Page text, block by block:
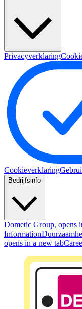
Privacyverklaring
Cookieverklaring
Bedrijfsinfo
Dometic Group, opens
Information
opens in a new tab